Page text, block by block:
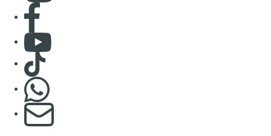
Consulter page Facebook
Consulter Youtube
Consulter TikTok
S'abonner à notre newsletter